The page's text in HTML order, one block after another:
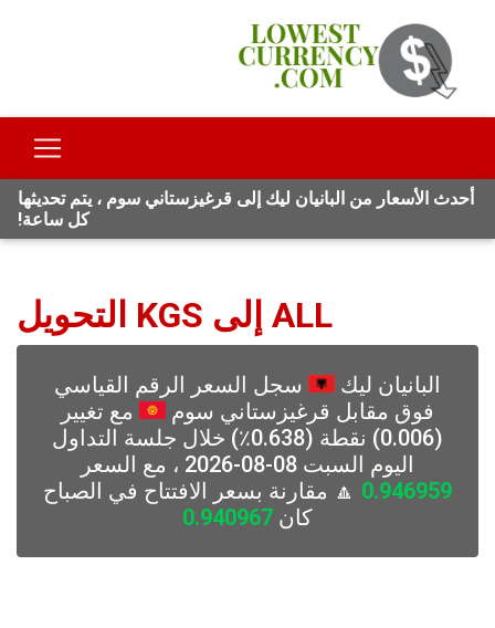
أحدث الأسعار من البانيان ليك إلى قرغيزستاني سوم ، يتم تحديثها
كل ساعة!
ALL إلى KGS التحويل
البانيان ليك
سجل السعر الرقم القياسي
فوق مقابل قرغيزستاني سوم
مع تغيير
(0.006) نقطة (0.638٪) خلال جلسة التداول
اليوم السبت 08-08-2026 ، مع السعر
0.946959 🔼 مقارنة بسعر الافتتاح في الصباح
كان 0.940967